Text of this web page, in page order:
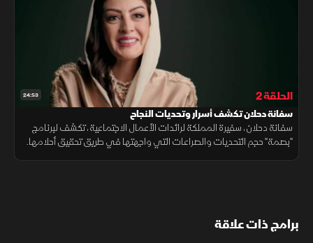
24:53 الحلقة 2
سفانة دحلان تكشف أسرار وتحديات النجاح
سفانة دحلان، سفيرة المملكة لرائدات الأعمال الاجتماعية، تكشف لبرنامج
"بصمة" حجم التحديات والصراعات التي واجهتها في طريق تحقيق أحلامها.
برامج ذات علاقة